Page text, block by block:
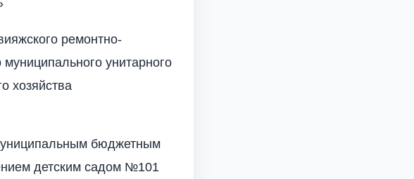
ремонтно-
унитарного
хозяйства
бюджетным
детским садом №101